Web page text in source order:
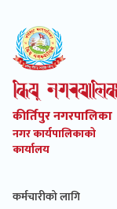
कीर्तिपुर नगरपालिका
नगर कार्यपालिकाको
कार्यालय
कर्मचारीको लागि